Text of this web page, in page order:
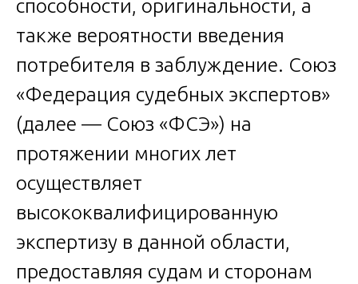
способности, оригинальности, а
также вероятности введения
потребителя в заблуждение. Союз
«Федерация судебных экспертов»
(далее — Союз «ФСЭ») на
протяжении многих лет
осуществляет
высококвалифицированную
экспертизу в данной области,
предоставляя судам и сторонам